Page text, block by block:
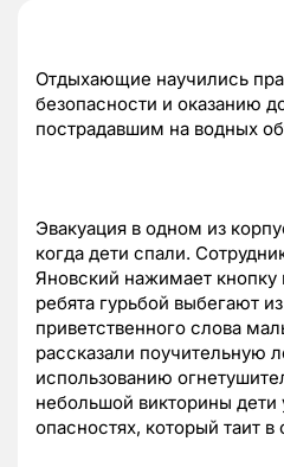
Отдыхающие научились
безопасности и оказанию
пострадавшим на водных
Эвакуация в одном из
когда дети спали.
Яновский нажимает кнопку
ребята гурьбой выбегают
приветственного слова
рассказали поучительную
использованию
небольшой викторины дети
опасностях, который таит в